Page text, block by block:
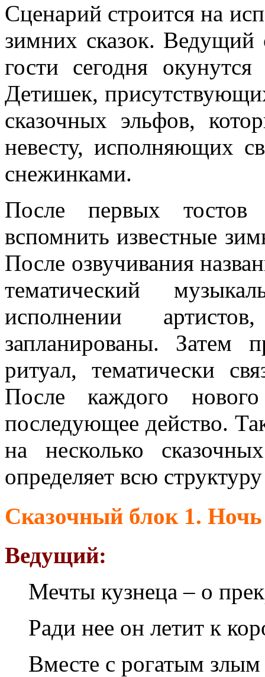
Сценарий строится на
зимних сказок. Ведущий
гости сегодня
Детишек,
сказочных эльфов,
невесту, исполняющих
снежинками.
После первых тостов
вспомнить известные
После озвучивания
тематический
исполнении
запланированы. Затем
ритуал, тематически
После каждого
последующее действо.
на несколько
определяет всю
Сказочный блок 1. Ночь
Ведущий:
Мечты кузнеца – о
Ради нее он летит к
Вместе с рогатым